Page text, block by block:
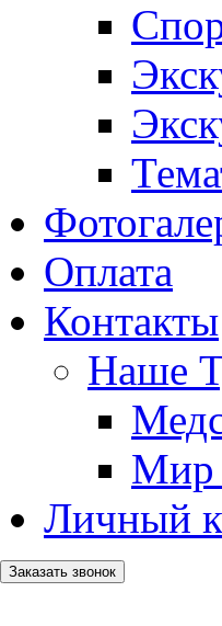
Оплата
Контакты
Наше
Мир
Личный
Заказать звонок